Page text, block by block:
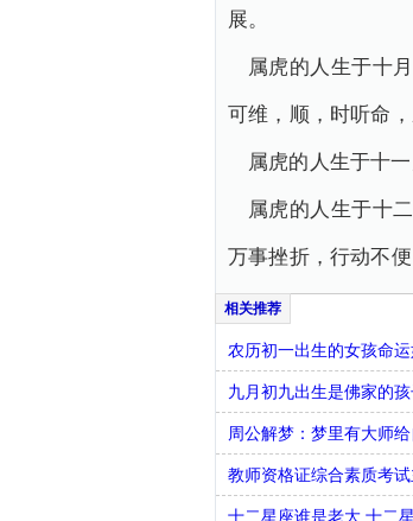
展。
属虎的人生于十
可维，顺，时听命
属虎的人生于十
属虎的人生于十
万事挫折，行动不
农历初一出生的女孩命
九月初九出生是佛家的
周公解梦：梦里有大师
教师资格证综合素质考
十二星座谁是老大 十二